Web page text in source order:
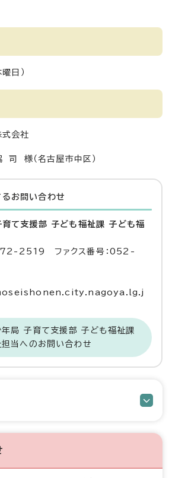
日）
式会社
様（名古屋市中区）
る お問い合わせ
て支援部 子ども福祉課 子ども福
2519 ファクス番号：052-
年局 子育て支援部 子ども福祉課
当へのお問い合わせ